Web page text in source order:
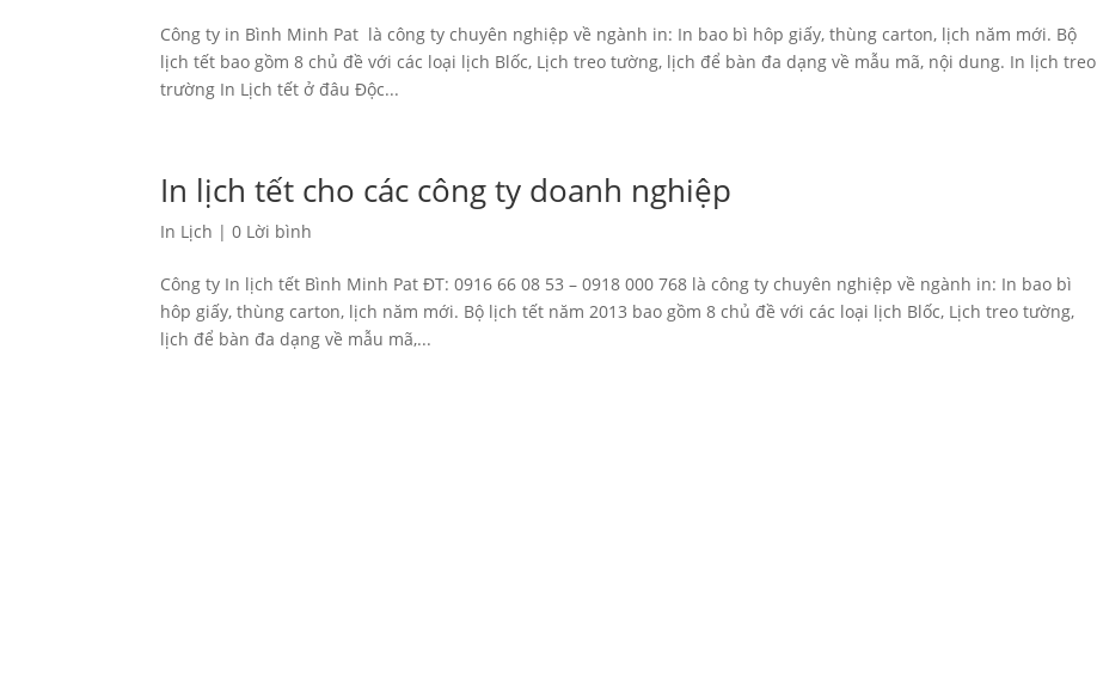
Công ty in Bình Minh Pat là công ty chuyên nghiệp về ngành in: In bao bì hôp giấy, thùng carton, lịch năm mới. Bộ
lịch tết bao gồm 8 chủ đề với các loại lịch Blốc, Lịch treo tường, lịch để bàn đa dạng về mẫu mã, nội dung. In lịch treo
trường In Lịch tết ở đâu Độc...
In lịch tết cho các công ty doanh nghiệp
In Lịch |0 Lời bình
Công ty In lịch tết Bình Minh Pat ĐT: 0916 66 08 53 – 0918 000 768 là công ty chuyên nghiệp về ngành in: In bao bì
hôp giấy, thùng carton, lịch năm mới. Bộ lịch tết năm 2013 bao gồm 8 chủ đề với các loại lịch Blốc, Lịch treo tường,
lịch để bàn đa dạng về mẫu mã,...